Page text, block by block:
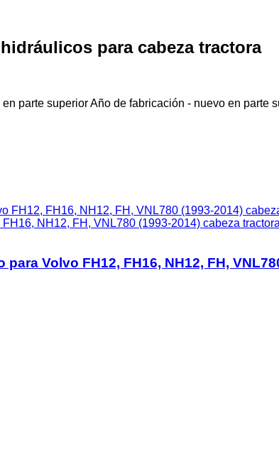
para cabeza tractora
en parte superiorAño de fabricación - nuevo en parte
NH12, FH, VNL780 (1993-2014) cabeza tractora
Volvo FH12, FH16, NH12, FH,